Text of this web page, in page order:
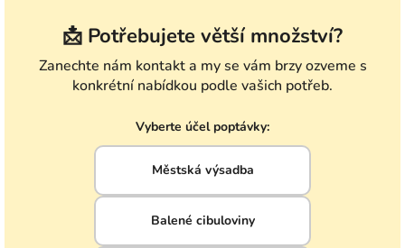
📩 Potřebujete větší množství?
Zanechte nám kontakt a my se vám brzy ozveme s
konkrétní nabídkou podle vašich potřeb.
Vyberte účel poptávky:
Městská výsadba
Balené cibuloviny